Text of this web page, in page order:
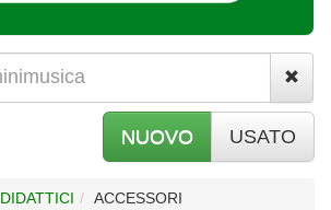
NUOVO USATO
DIDATTICI ACCESSORI